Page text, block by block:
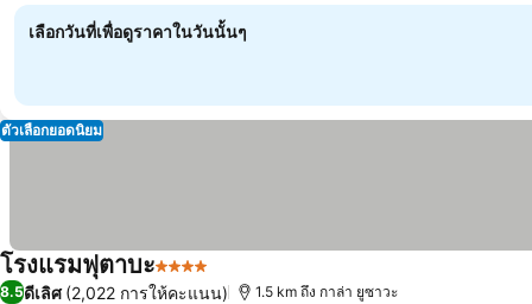
เลือกวันที่เพื่อดูราคาในวันนั้นๆ
ตัวเลือกยอดนิยม
โรงแรมฟุตาบะ4 ดาว
8.5ดีเลิศ (2,022 การให้คะแนน) 1.5 km ถึง กาล่า ยูซาวะ